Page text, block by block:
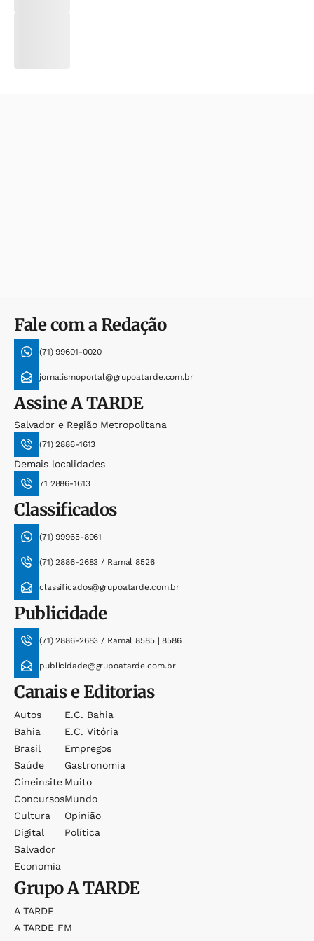
Fale com a Redação
(71) 99601-0020
jornalismoportal@grupoatarde.com.br
AssineA TARDE
Salvador e Região Metropolitana
(71) 2886-1613
Demais localidades
71 2886-1613
Classificados
(71) 99965-8961
(71) 2886-2683 / Ramal 8526
classificados@grupoatarde.com.br
Publicidade
(71) 2886-2683 / Ramal 8585 | 8586
publicidade@grupoatarde.com.br
Canais e Editorias
Autos
Bahia
Brasil
Saúde
Cineinsite
Concursos
Cultura
Digital
Salvador
Economia
E.c. Bahia
E.c. Vitória
Empregos
Gastronomia
Muito
Mundo
Opinião
Política
GrupoA TARDE
A TARDE
A TARDE FM